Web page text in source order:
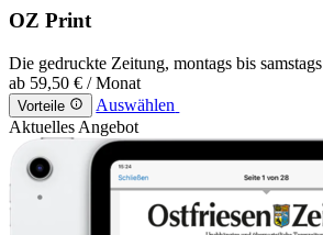
OZ Print
Die gedruckte Zeitung, montags bis samstags
ab 59,50 € / Monat
Vorteile
Auswählen
Aktuelles Angebot